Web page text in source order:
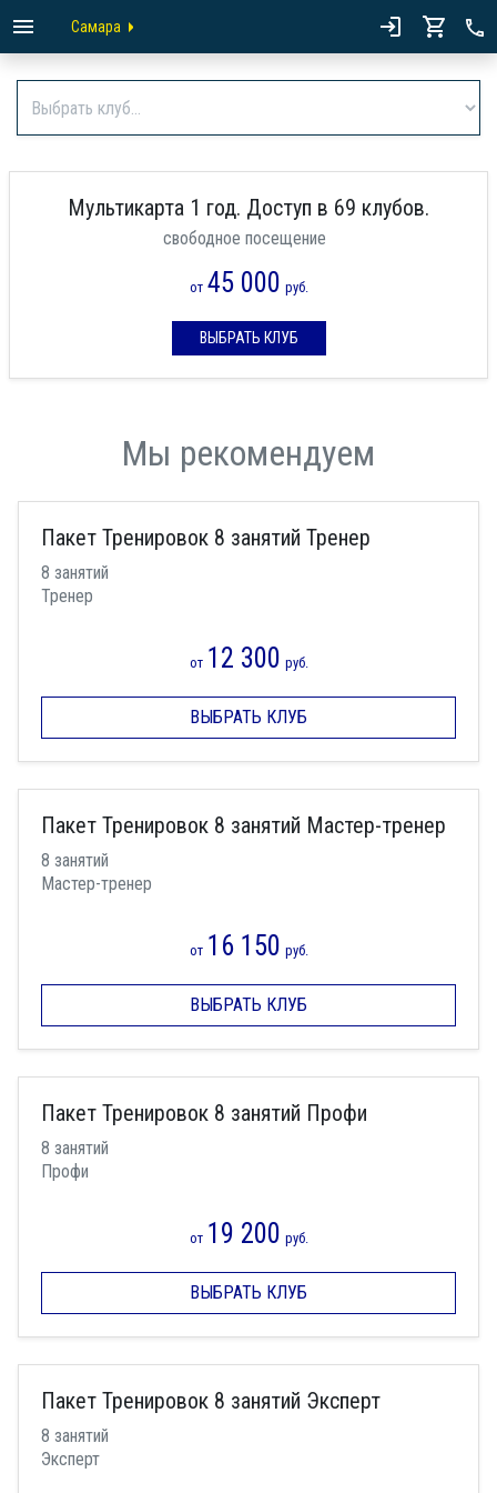
Самара
Мультикарта 1 год. Доступ в 69 клубов.
свободное посещение
от 45 000 руб.
ВЫБРАТЬ КЛУБ
Мы рекомендуем
Пакет Тренировок 8 занятий Тренер
8 занятий
Тренер
от 12 300 руб.
ВЫБРАТЬ КЛУБ
Пакет Тренировок 8 занятий Мастер-тренер
8 занятий
Мастер-тренер
от 16 150 руб.
ВЫБРАТЬ КЛУБ
Пакет Тренировок 8 занятий Профи
8 занятий
Профи
от 19 200 руб.
ВЫБРАТЬ КЛУБ
Пакет Тренировок 8 занятий Эксперт
8 занятий
Эксперт